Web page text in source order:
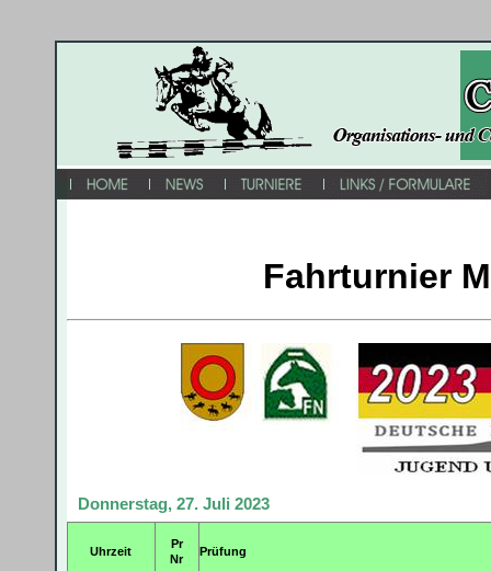
Fahrturnier
Donnerstag, 27. Juli 2023
Uhrzeit
Pr
Nr
Prüfung